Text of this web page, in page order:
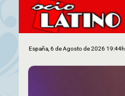
España, 6 de Agosto de 2026 19:44h